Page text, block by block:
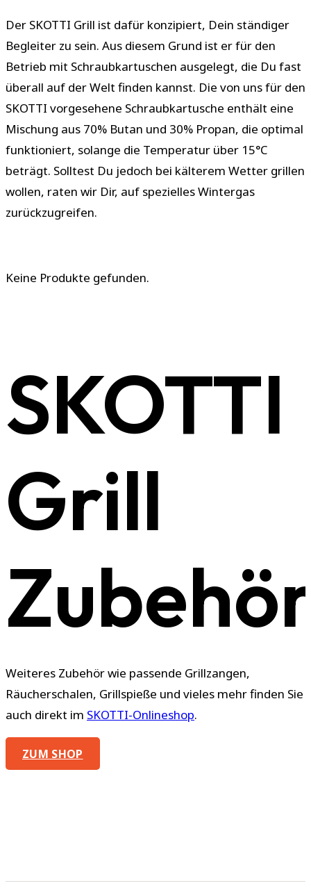
Der SKOTTI Grill ist dafür konzipiert, Dein ständiger
Begleiter zu sein. Aus diesem Grund ist er für den
Betrieb mit Schraubkartuschen ausgelegt, die Du fast
überall auf der Welt finden kannst. Die von uns für den
SKOTTI vorgesehene Schraubkartusche enthält eine
Mischung aus 70% Butan und 30% Propan, die optimal
funktioniert, solange die Temperatur über 15°C
beträgt. Solltest Du jedoch bei kälterem Wetter grillen
wollen, raten wir Dir, auf spezielles Wintergas
zurückzugreifen.
Keine Produkte gefunden.
SKOTTI
Grill
Weiteres Zubehör wie passende Grillzangen,
Räucherschalen, Grillspieße und vieles mehr finden Sie
auch direkt im SKOTTI-Onlineshop.
ZUM SHOP